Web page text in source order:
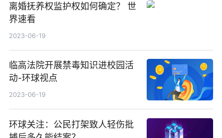
离婚抚养权监护权如何确定？ 世
界速看
2023-06-19
临高法院开展禁毒知识进校园活
动-环球视点
2023-06-19
环球关注：公民打架致人轻伤批